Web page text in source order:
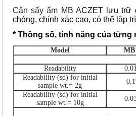
Cân sấy ẩm MB ACZET lưu trữ
chóng, chính xác cao, có thể lập
* Thông số, tính năng của từng
Model MB
Readability
Readability (sd) for initial
sample wt.= 2g
Readability (sd) for initial
sample wt.= 10g